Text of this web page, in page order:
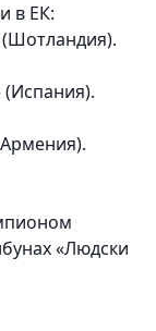
в ЕК:
(Испания).
«Людски